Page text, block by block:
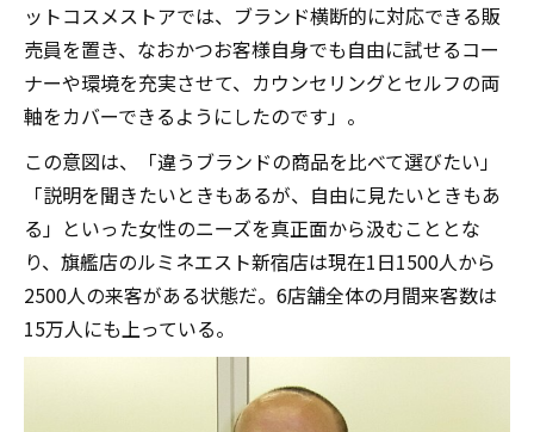
ットコスメストアでは、ブランド横断的に対応できる販
売員を置き、なおかつお客様自身でも自由に試せるコー
ナーや環境を充実させて、カウンセリングとセルフの両
軸をカバーできるようにしたのです」。
この意図は、「違うブランドの商品を比べて選びたい」
「説明を聞きたいときもあるが、自由に見たいときもあ
る」といった女性のニーズを真正面から汲むこととな
り、旗艦店のルミネエスト新宿店は現在1日1500人から
2500人の来客がある状態だ。6店舗全体の月間来客数は
15万人にも上っている。